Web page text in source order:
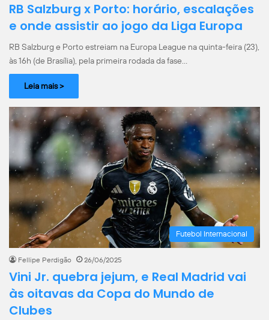
RB Salzburg x Porto: horário, escalações
e onde assistir ao jogo da Liga Europa
RB Salzburg e Porto estreiam na Europa League na quinta-feira (23),
às 16h (de Brasília), pela primeira rodada da fase…
Leia mais >
Futebol Internacional
Fellipe Perdigão 26/06/2025
Vini Jr. quebra jejum, e Real Madrid vai
às oitavas da Copa do Mundo de
Clubes